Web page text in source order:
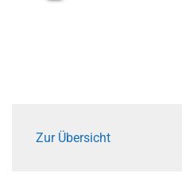
Zur Übersicht